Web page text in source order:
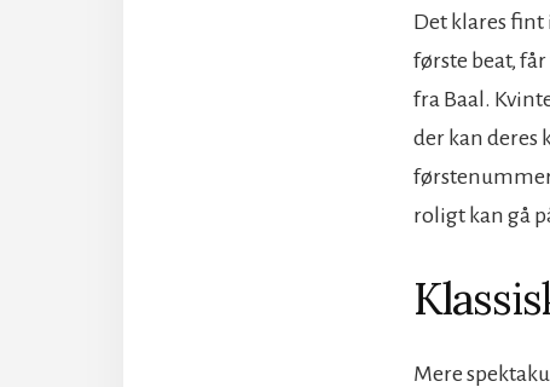
Det klares fint
første beat,
fra Baal.
der kan deres
roligt kan gå
Mere